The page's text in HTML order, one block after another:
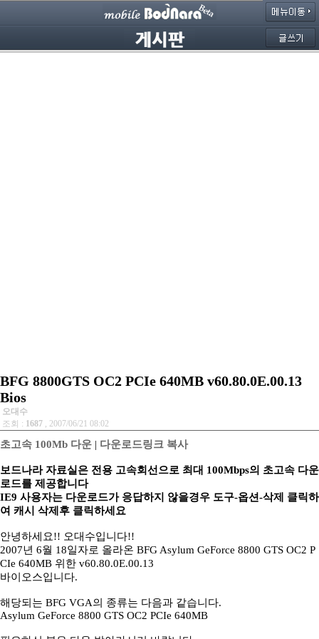
BFG 8800GTS OC2 PCIe 640MB v60.80.0E.00.13
Bios
오대수
조회 : 1687 , 2007/06/21 08:02
초고속 100Mb 다운 | 다운로드링크 복사
보드나라 자료실은 전용 고속회선으로 최대 100Mbps의 초고속 다운
로드를 제공합니다
IE9 사용자는 다운로드가 응답하지 않을경우 도구-옵션-삭제 클릭하
여 캐시 삭제후 클릭하세요
안녕하세요!! 오대수입니다!!
2007년 6월 18일자로 올라온 BFG Asylum GeForce 8800 GTS OC2 P
CIe 640MB 위한 v60.80.0E.00.13
바이오스입니다.
해당되는 BFG VGA의 종류는 다음과 같습니다.
Asylum GeForce 8800 GTS OC2 PCIe 640MB